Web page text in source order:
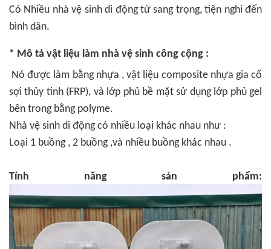
Có Nhiều nhà vệ sinh di động từ sang trọng, tiện nghi đến
bình dân.
* Mô tả vật liệu làm nhà vệ sinh công cộng :
Nó được làm bằng nhựa , vật liệu composite nhựa gia cố
sợi thủy tinh (FRP), và lớp phủ bề mặt sử dụng lớp phủ gel
bên trong bằng polyme.
Nhà vệ sinh di động có nhiều loại khác nhau như :
Loại 1 buồng , 2 buồng ,và nhiều buồng khác nhau .
Tính năng sản phẩm: